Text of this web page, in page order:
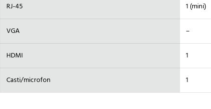
RJ-45 1 (mini)
VGA –
HDMI 1
Casti/microfon 1